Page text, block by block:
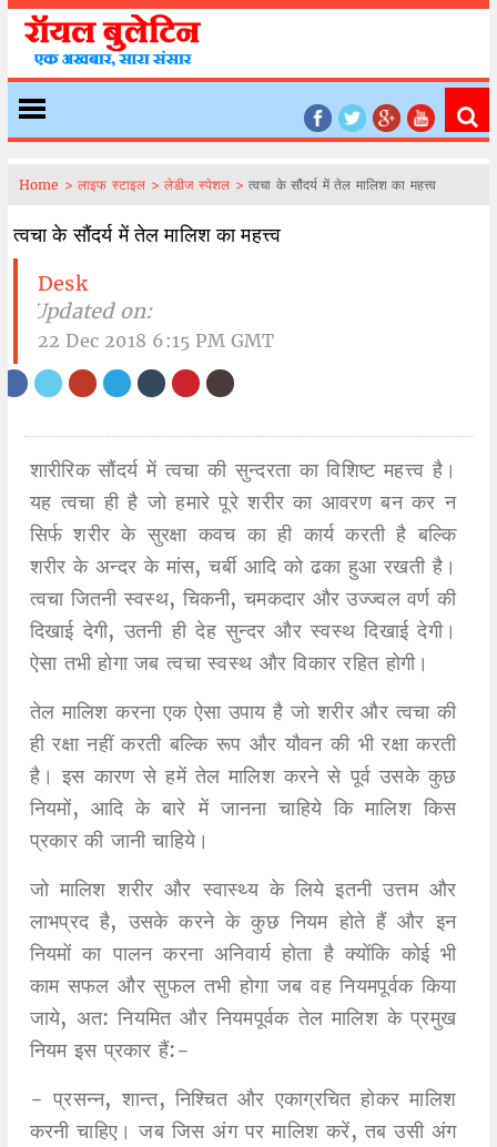
Home > लाइफ स्टाइल > लेडीज स्पेशल > त्वचा के सौंदर्य में तेल मालिश का महत्त्व
त्वचा के सौंदर्य में तेल मालिश का महत्त्व
Desk
| Updated on:
22 Dec 2018 6:15 PM GMT
शारीरिक सौंदर्य में त्वचा की सुन्दरता का विशिष्ट महत्त्व है।
यह त्वचा ही है जो हमारे पूरे शरीर का आवरण बन कर न
सिर्फ शरीर के सुरक्षा कवच का ही कार्य करती है बल्कि
शरीर के अन्दर के मांस, चर्बी आदि को ढका हुआ रखती है।
त्वचा जितनी स्वस्थ, चिकनी, चमकदार और उज्ज्वल वर्ण की
दिखाई देगी, उतनी ही देह सुन्दर और स्वस्थ दिखाई देगी।
ऐसा तभी होगा जब त्वचा स्वस्थ और विकार रहित होगी।
तेल मालिश करना एक ऐसा उपाय है जो शरीर और त्वचा की
ही रक्षा नहीं करती बल्कि रूप और यौवन की भी रक्षा करती
है। इस कारण से हमें तेल मालिश करने से पूर्व उसके कुछ
नियमों, आदि के बारे में जानना चाहिये कि मालिश किस
प्रकार की जानी चाहिये।
जो मालिश शरीर और स्वास्थ्य के लिये इतनी उत्तम और
लाभप्रद है, उसके करने के कुछ नियम होते हैं और इन
नियमों का पालन करना अनिवार्य होता है क्योंकि कोई भी
काम सफल और सुफल तभी होगा जब वह नियमपूर्वक किया
जाये, अत: नियमित और नियमपूर्वक तेल मालिश के प्रमुख
नियम इस प्रकार हैं:-
- प्रसन्न, शान्त, निश्चित और एकाग्रचित होकर मालिश
करनी चाहिए। जब जिस अंग पर मालिश करें, तब उसी अंग